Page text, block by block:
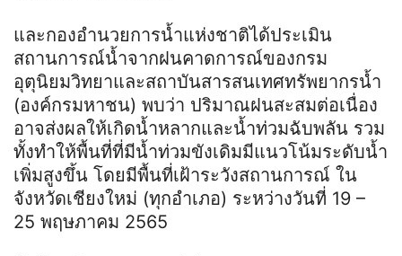
และกองอำนวยการน้ำแห่งชาติได้ประเมิน
สถานการณ์น้ำจากฝนคาดการณ์ของกรม
อุตุนิยมวิทยาและสถาบันสารสนเทศทรัพยากรน้ำ
(องค์กรมหาชน) พบว่า ปริมาณฝนสะสมต่อเนื่อง
อาจส่งผลให้เกิดน้ำหลากและน้ำท่วมฉับพลัน รวม
ทั้งทำให้พื้นที่ที่มีน้ำท่วมขังเดิมมีแนวโน้มระดับน้ำ
เพิ่มสูงขึ้น โดยมีพื้นที่เฝ้าระวังสถานการณ์ ใน
จังหวัดเชียงใหม่ (ทุกอำเภอ) ระหว่างวันที่ 19 –
25 พฤษภาคม 2565